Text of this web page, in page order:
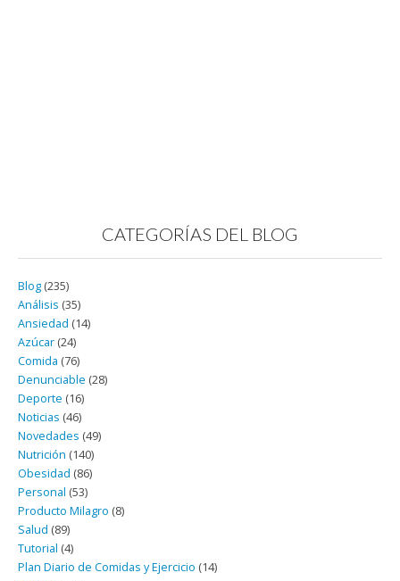
CATEGORÍAS DEL BLOG
Blog (235)
Análisis (35)
Ansiedad (14)
Azúcar (24)
Comida (76)
Denunciable (28)
Deporte (16)
Noticias (46)
Novedades (49)
Nutrición (140)
Obesidad (86)
Personal (53)
Producto Milagro (8)
Salud (89)
Tutorial (4)
Plan Diario de Comidas y Ejercicio (14)